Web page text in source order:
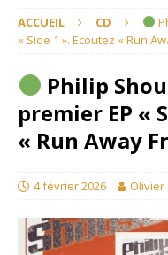
ACCUEIL CD
« Side 1 ». Ecoutez « Run
Philip
premier EP «
« Run Away
4 février 2026 Olivier